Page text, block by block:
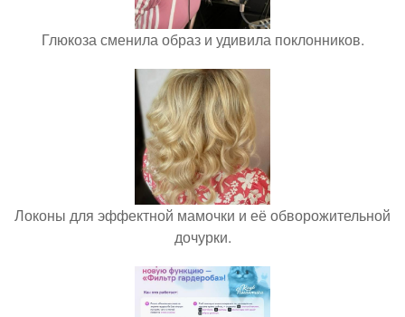
Глюкоза сменила образ и удивила поклонников.
Локоны для эффектной мамочки и её обворожительной
дочурки.